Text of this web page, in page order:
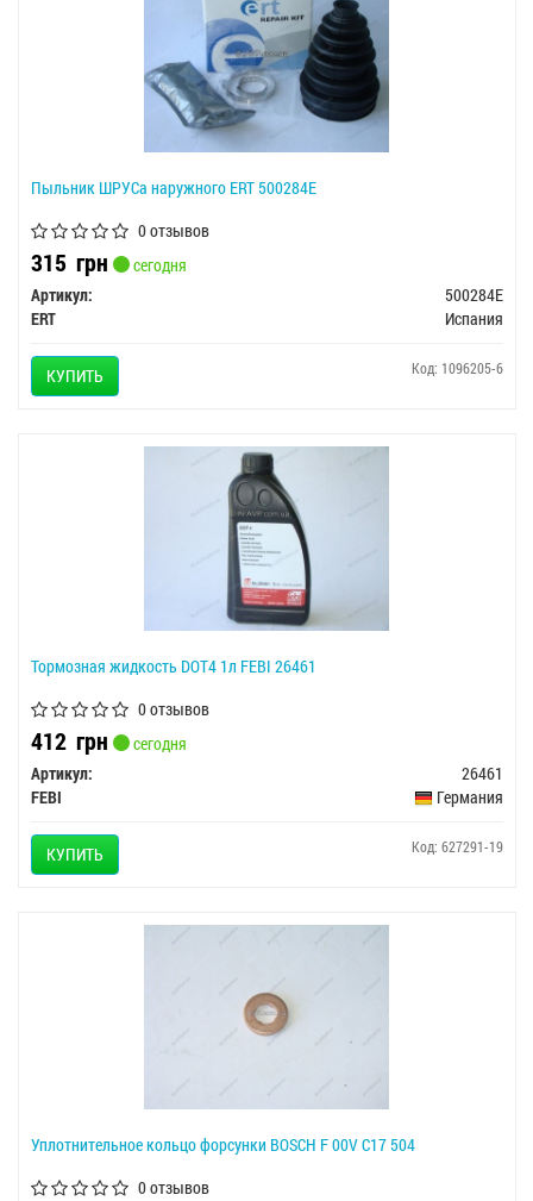
Пыльник ШРУСа наружного ERT 500284E
0 отзывов
315 грн
сегодня
Артикул:
500284E
ERT
Испания
КУПИТЬ Код: 1096205-6
Тормозная жидкость DOT4 1л FEBI 26461
0 отзывов
412 грн
сегодня
Артикул:
26461
FEBI
Германия
КУПИТЬ Код: 627291-19
Уплотнительное кольцо форсунки BOSCH F 00V C17 504
0 отзывов